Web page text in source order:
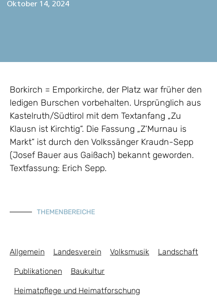
Oktober 14, 2024
Borkirch = Emporkirche, der Platz war früher den
ledigen Burschen vorbehalten. Ursprünglich aus
Kastelruth/Südtirol mit dem Textanfang „Zu
Klausn ist Kirchtig“. Die Fassung „Z‘Murnau is
Markt“ ist durch den Volkssänger Kraudn-Sepp
(Josef Bauer aus Gaißach) bekannt geworden.
Textfassung: Erich Sepp.
THEMENBEREICHE
Allgemein Landesverein Volksmusik Landschaft
Publikationen Baukultur
Heimatpflege und Heimatforschung